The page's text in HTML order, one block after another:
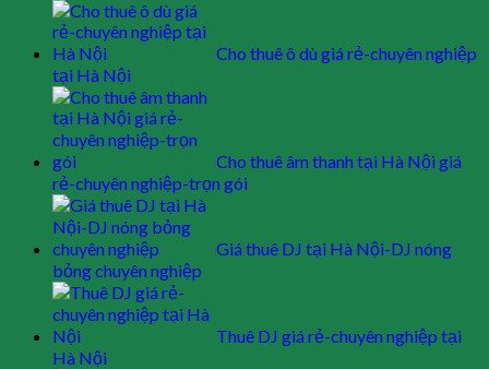
Cho thuê ô dù giá rẻ-chuyên nghiệp
tại Hà Nội
Cho thuê âm thanh tại Hà Nội giá
rẻ-chuyên nghiệp-trọn gói
Giá thuê DJ tại Hà Nội-DJ nóng
bỏng chuyên nghiệp
Thuê DJ giá rẻ-chuyên nghiệp tại
Hà Nội